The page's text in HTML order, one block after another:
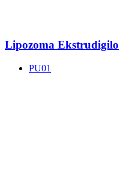
Lipozoma Ekstrudigilo
PU01